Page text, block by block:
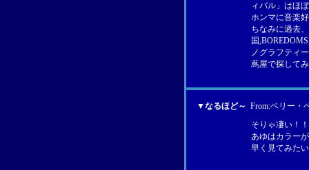
ィバル」はほ
ホンマに音楽
ちなみに過去
国
ノグラフティ
蔦屋で探して
▼なるほど～ From:ベリー・
そりゃ凄い！！
あゆはカラー
早く見てみた